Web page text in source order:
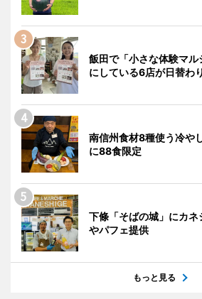
飯田で「小さな体験マ
にしている6店が日替わ
南信州食材8種使う冷
に88食限定
下條「そばの城」にカ
やパフェ提供
もっと見る